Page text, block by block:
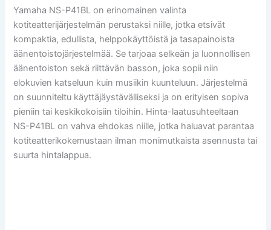
Yamaha NS-P41BL on erinomainen valinta
kotiteatterijärjestelmän perustaksi niille, jotka etsivät
kompaktia, edullista, helppokäyttöistä ja tasapainoista
äänentoistojärjestelmää. Se tarjoaa selkeän ja luonnollisen
äänentoiston sekä riittävän basson, joka sopii niin
elokuvien katseluun kuin musiikin kuunteluun. Järjestelmä
on suunniteltu käyttäjäystävälliseksi ja on erityisen sopiva
pieniin tai keskikokoisiin tiloihin. Hinta-laatusuhteeltaan
NS-P41BL on vahva ehdokas niille, jotka haluavat parantaa
kotiteatterikokemustaan ilman monimutkaista asennusta tai
suurta hintalappua.